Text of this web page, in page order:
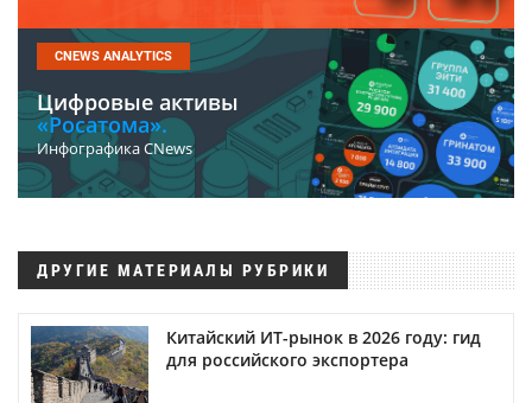
CNEWS ANALYTICS
Цифровые активы
«Росатома».
Инфографика CNews
ДРУГИЕ МАТЕРИАЛЫ РУБРИКИ
Китайский ИТ-рынок в 2026 году: гид
для российского экспортера